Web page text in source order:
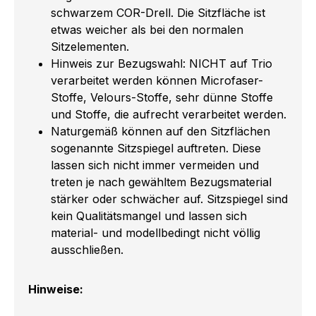
schwarzem COR-Drell. Die Sitzfläche ist
etwas weicher als bei den normalen
Sitzelementen.
Hinweis zur Bezugswahl: NICHT auf Trio
verarbeitet werden können Microfaser-
Stoffe, Velours-Stoffe, sehr dünne Stoffe
und Stoffe, die aufrecht verarbeitet werden.
Naturgemäß können auf den Sitzflächen
sogenannte Sitzspiegel auftreten. Diese
lassen sich nicht immer vermeiden und
treten je nach gewähltem Bezugsmaterial
stärker oder schwächer auf. Sitzspiegel sind
kein Qualitätsmangel und lassen sich
material- und modellbedingt nicht völlig
ausschließen.
Hinweise: